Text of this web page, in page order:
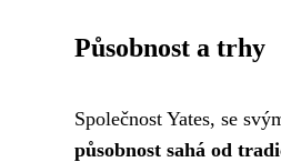
Působnost a trhy
Společnost Yates, se
působnost sahá od